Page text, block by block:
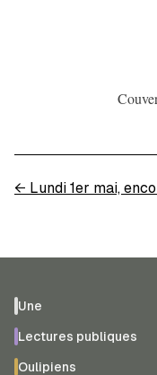
← Lundi 1er mai,
Une
Lectures publiques
Oulipiens